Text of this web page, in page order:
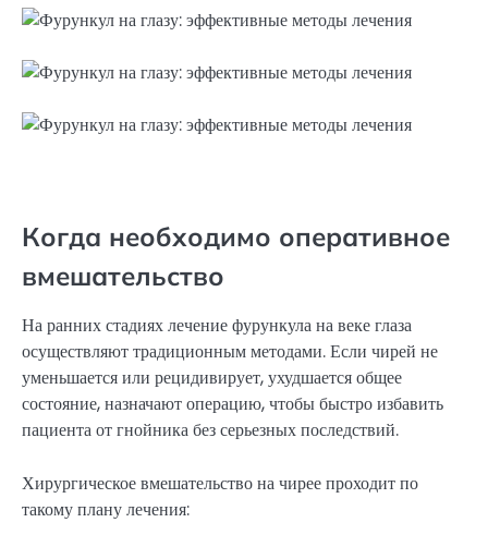
Когда необходимо оперативное
вмешательство
На ранних стадиях лечение фурункула на веке глаза
осуществляют традиционным методами. Если чирей не
уменьшается или рецидивирует, ухудшается общее
состояние, назначают операцию, чтобы быстро избавить
пациента от гнойника без серьезных последствий.
Хирургическое вмешательство на чирее проходит по
такому плану лечения: